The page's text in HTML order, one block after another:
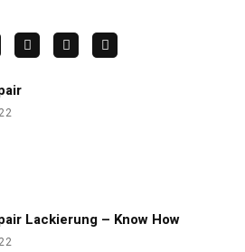
Lackierung – Know How